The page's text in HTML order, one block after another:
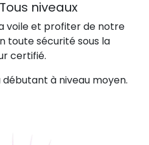
niveaux
voile et profiter de notre
toute sécurité sous la
certifié.
débutant à niveau moyen.